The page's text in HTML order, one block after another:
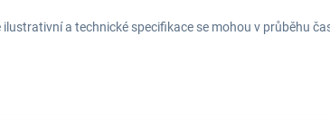
a technické specifikace se mohou v průběhu